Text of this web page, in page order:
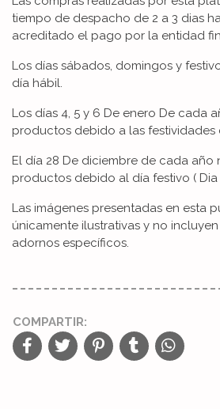
tiempo de despacho de 2 a 3 dias
acreditado el pago por la entidad
Los días sábados, domingos y
día hábil.
Los días 4, 5 y 6 De enero De cada
productos debido a las festividades
El día 28 De diciembre de cada año
productos debido al día festivo (
Las imágenes presentadas en esta
únicamente ilustrativas y no
adornos específicos.
COMPARTIR: